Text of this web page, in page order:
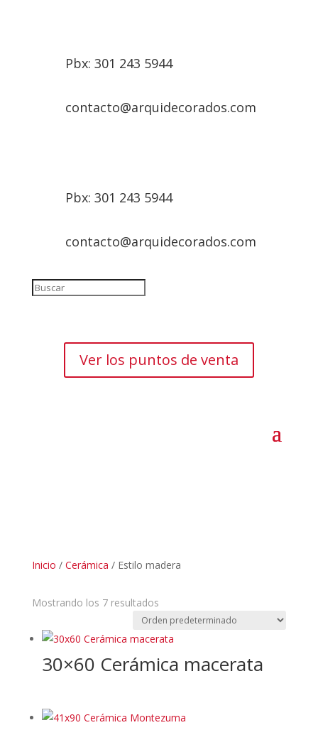
Pbx: 301 243 5944
contacto@arquidecorados.com
Pbx: 301 243 5944
contacto@arquidecorados.com
Ver los puntos de venta
Inicio / Cerámica / Estilo madera
Mostrando los 7 resultados
30×60 Cerámica macerata